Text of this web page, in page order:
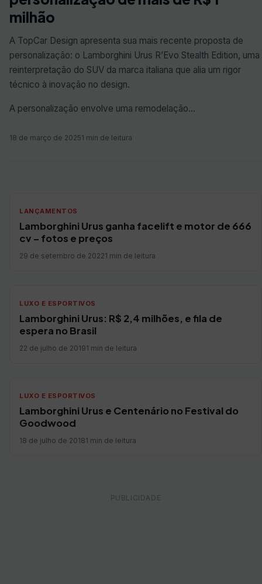
milhão
A TopCar Design apresenta sua mais recente proposta de
personalização: o Lamborghini Urus R’Evo Stealth Edition, uma
reinterpretação do SUV da marca italiana que alia um rigor
técnico à inovação no design.
A personalização envolve uma remodelação…
18 de março de 20251 min de leitura
LANÇAMENTOS
Lamborghini Urus ganha facelift e motor de 666
cv – fotos e preços
29 de setembro de 20221 min de leitura
LUXO E ESPORTIVOS
Lamborghini Urus: R$ 2,4 milhões, e fila de
espera no Brasil
22 de julho de 20191 min de leitura
LUXO E ESPORTIVOS
Lamborghini Urus e Centenário no Festival do
Goodwood
18 de julho de 20181 min de leitura